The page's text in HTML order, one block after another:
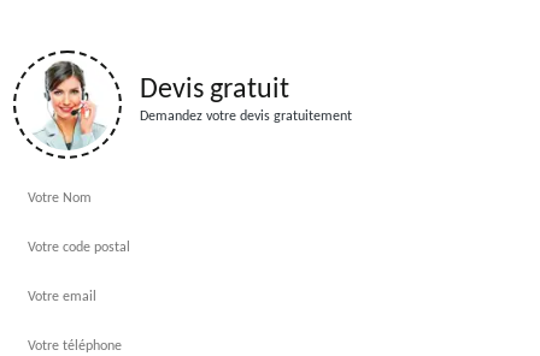
Devis gratuit
Demandez votre devis gratuitement